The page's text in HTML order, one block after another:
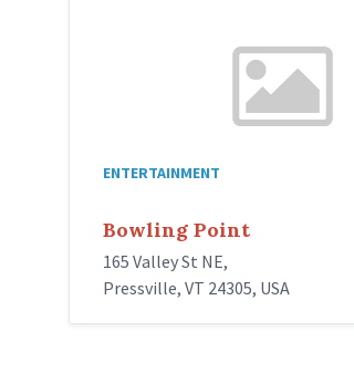
ENTERTAINMENT
Bowling Point
165 Valley St NE,
Pressville, VT 24305, USA